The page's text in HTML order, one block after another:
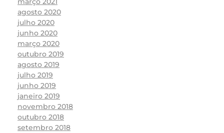
agosto 2020
julho 2020
junho 2020
março 2020
outubro 2019
agosto 2019
julho 2019
junho 2019
janeiro 2019
novembro 2018
outubro 2018
setembro 2018